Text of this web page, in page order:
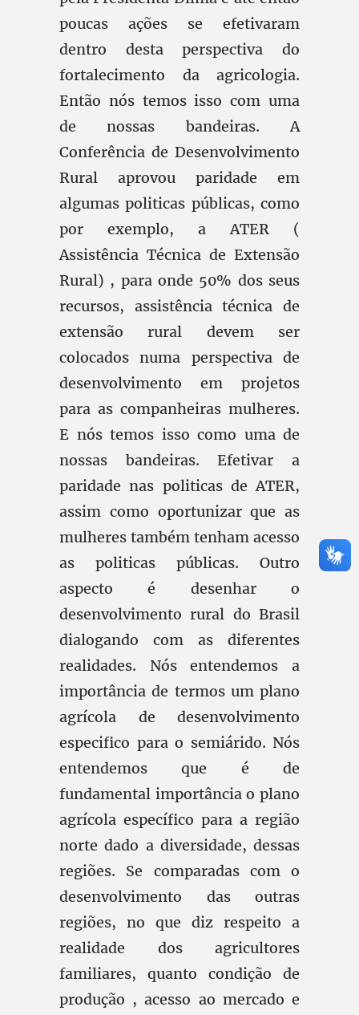
poucas ações se efetivaram
dentro desta perspectiva do
fortalecimento da agricologia.
Então nós temos isso com uma
de nossas bandeiras. A
Conferência de Desenvolvimento
Rural aprovou paridade em
algumas politicas públicas, como
por exemplo, a ATER (
Assistência Técnica de Extensão
Rural) , para onde 50% dos seus
recursos, assistência técnica de
extensão rural devem ser
colocados numa perspectiva de
desenvolvimento em projetos
para as companheiras mulheres.
E nós temos isso como uma de
nossas bandeiras. Efetivar a
paridade nas politicas de ATER,
assim como oportunizar que as
mulheres também tenham acesso
as politicas públicas. Outro
aspecto é desenhar o
desenvolvimento rural do Brasil
dialogando com as diferentes
realidades. Nós entendemos a
importância de termos um plano
agrícola de desenvolvimento
especifico para o semiárido. Nós
entendemos que é de
fundamental importância o plano
agrícola específico para a região
norte dado a diversidade, dessas
regiões. Se comparadas com o
desenvolvimento das outras
regiões, no que diz respeito a
realidade dos agricultores
familiares, quanto condição de
produção , acesso ao mercado e